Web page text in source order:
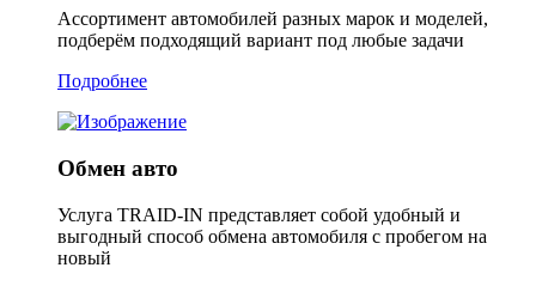
Ассортимент автомобилей разных марок и моделей,
подберём подходящий вариант под любые задачи
Подробнее
Обмен авто
Услуга TRAID-IN представляет собой удобный и
выгодный способ обмена автомобиля с пробегом на
новый